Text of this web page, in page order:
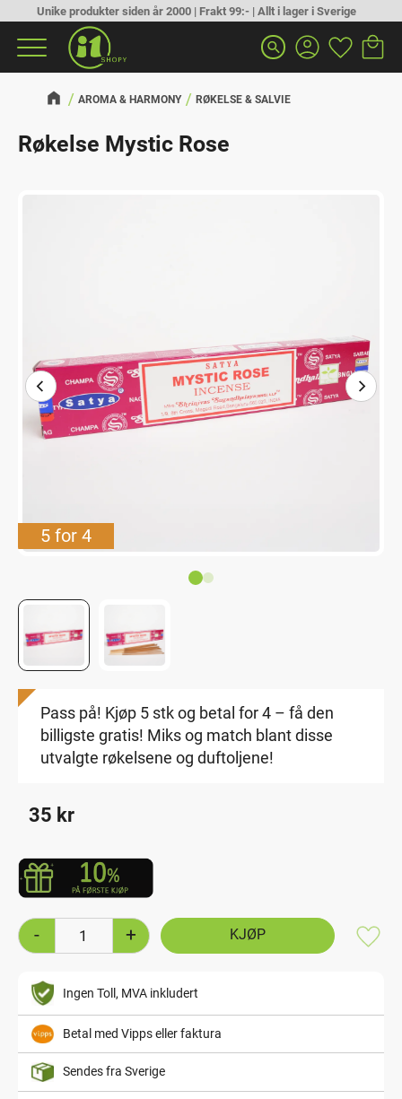
Meny
Unike produkter siden år 2000 | Frakt 99:- | Allt i lager i Sverige
search
AROMA & HARMONY RØKELSE & SALVIE
Røkelse Mystic Rose
5 for 4
Pass på! Kjøp 5 stk og betal for 4 – få den
billigste gratis! Miks og match blant disse
utvalgte røkelsene og duftoljene!
35 kr
+
-
Ingen Toll, MVA inkludert
Betal med Vipps eller faktura
Sendes fra Sverige